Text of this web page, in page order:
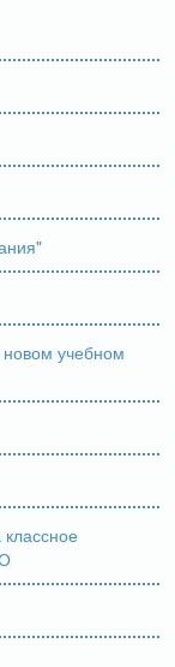
новом учебном